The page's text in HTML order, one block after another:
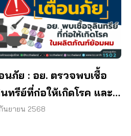
นภัย : อย. ตรวจพบเชื้อ
ทรีย์ที่ก่อให้เกิดโรค และ
บคทีเรีย ยีสต์ และรา เกิน
นยายน 2568